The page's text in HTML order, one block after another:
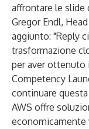
affrontare le slide
Gregor Endl,
aggiunto: "Reply
trasformazione
per aver
Competency
continuare
AWS offre
economicamente